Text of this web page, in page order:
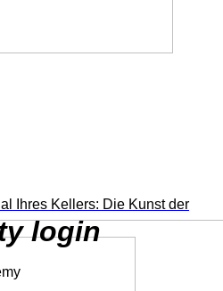
Ihres Kellers: Die Kunst der
login